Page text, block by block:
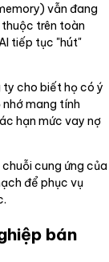
vẫn đang
trên toàn
tiếp tục "hút"
cho biết họ có ý
mang tính
hạn mức vay nợ
cung ứng của
để phục vụ
bán